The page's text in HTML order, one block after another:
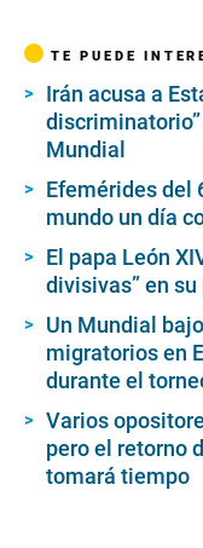
TE PUEDE
Irán acusa a
discriminatorio”
Mundial
Efemérides del
mundo un día
El papa León
divisivas” en
Un Mundial
migratorios en
durante el
Varios
pero el retorno
tomará tiempo